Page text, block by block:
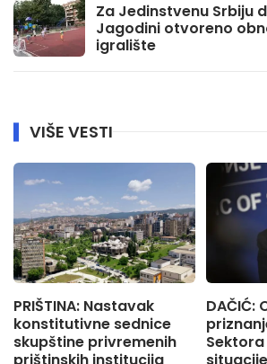
Za Jedinstvenu Srbiju
Jagodini otvoreno
igralište
VIŠE VESTI
PRIŠTINA: Nastavak
konstitutivne sednice
skupštine privremenih
DAČIĆ: